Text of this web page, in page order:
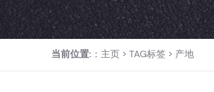
当前位置: ： 主页 > TAG标签 > 产地